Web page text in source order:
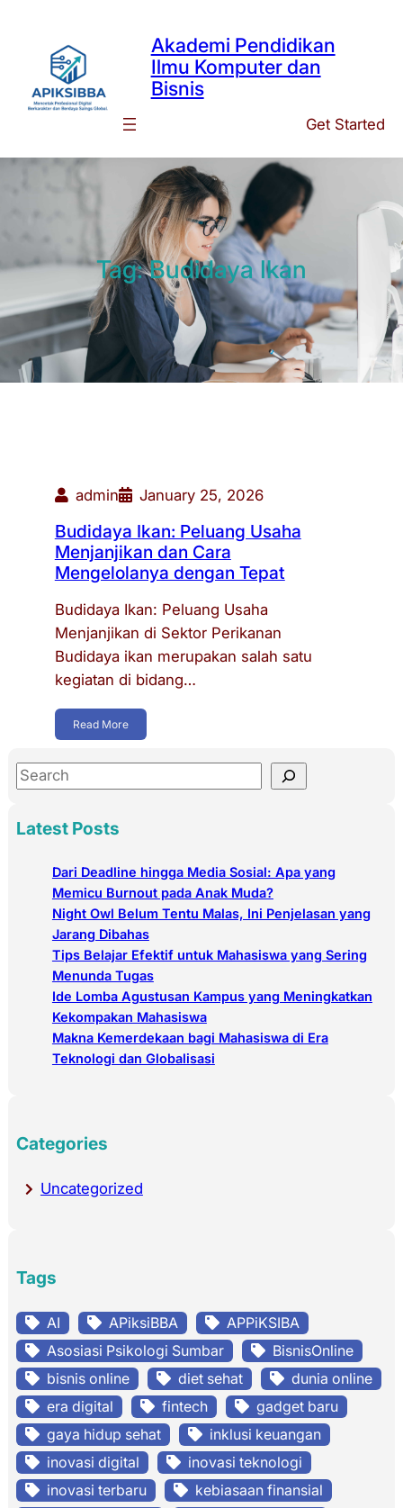
content
Akademi Pendidikan
Ilmu Komputer dan
Bisnis
Get Started
Tag:Budidaya Ikan
admin January 25, 2026
Budidaya Ikan: Peluang Usaha
Menjanjikan dan Cara
Mengelolanya dengan Tepat
Budidaya Ikan: Peluang Usaha
Menjanjikan di Sektor Perikanan
Budidaya ikan merupakan salah satu
kegiatan di bidang…
Read More
S
aLatest Posts
Dari Deadline hingga Media Sosial: Apa yang
Memicu Burnout pada Anak Muda?
Night Owl Belum Tentu Malas, Ini Penjelasan yang
Jarang Dibahas
Tips Belajar Efektif untuk Mahasiswa yang Sering
Menunda Tugas
Ide Lomba Agustusan Kampus yang Meningkatkan
Kekompakan Mahasiswa
Makna Kemerdekaan bagi Mahasiswa di Era
Teknologi dan Globalisasi
Categories
Uncategorized
Tags
AI APiksiBBA
APPiKSIBA
Asosiasi Psikologi Sumbar
BisnisOnline
bisnis online
diet sehat
dunia online
era digital
fintech
gadget baru
gaya hidup sehat
inklusi keuangan
inovasi digital
inovasi teknologi
inovasi terbaru
kebiasaan finansial